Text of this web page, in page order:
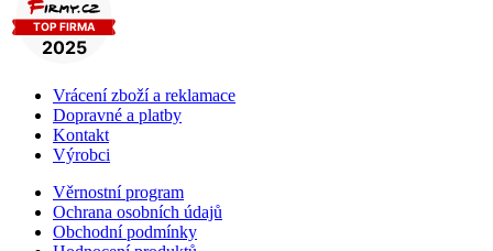
Vrácení zboží a reklamace
Dopravné a platby
Kontakt
Výrobci
Věrnostní program
Ochrana osobních údajů
Obchodní podmínky